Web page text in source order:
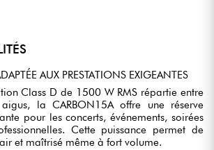
AUX PRESTATIONS EXIGEANTES
Class D de 1500 W RMS répartie entre
la CARBON15A offre une réserve
pour les concerts, événements, soirées
Cette puissance permet de
et maîtrisé même à fort volume.